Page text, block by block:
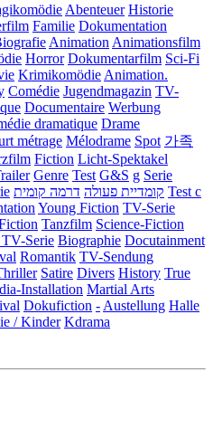
Abenteuer Historie
Familie Dokumentation
Animation Animationsfilm
Horror Dokumentarfilm Sci-Fi
Krimikomödie Animation.
Comédie Jugendmagazin TV-
Documentaire Werbung
dramatique Drame
métrage Mélodrame Spot 가족
Fiction Licht-Spektakel
Genre Test G&S g Serie
קומדיית פעולה דרמה קומית
Test c
Young Fiction TV-Serie
Tanzfilm Science-Fiction
Serie Biographie Docutainment
Romantik TV-Sendung
Satire Divers History True
Installation Martial Arts
Dokufiction - Austellung Halle
/ Kinder Kdrama